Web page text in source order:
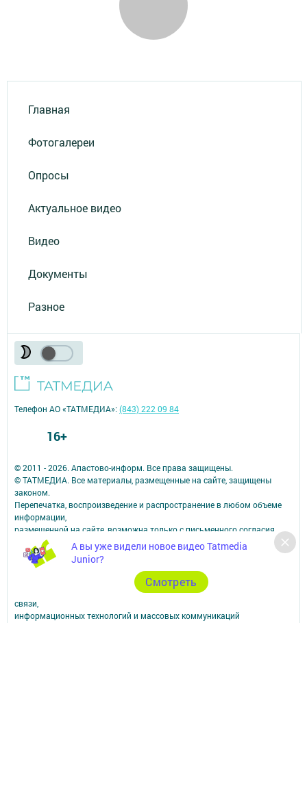
Главная
Фотогалереи
Опросы
Актуальное видео
Видео
Документы
Разное
А вы уже видели новое видео Tatmedia
Junior?
Cмотреть
© 2011 - 2026. Апастово-информ. Все права защищены.
© ТАТМЕДИА. Все материалы, размещенные на сайте, защищены
законом.
Перепечатка, воспроизведение и распространение в любом объеме
информации,
размещенной на сайте, возможна только с письменного согласия
редакций СМИ.
При поддержке Республиканского агентства по печати и массовым
коммуникациям.
Наименование СМИ: Апастово-информ
СМИ зарегистрировано Федеральной службой по надзору в сфере
связи,
информационных технологий и массовых коммуникаций
Телефон АО «ТАТМЕДИА»:(843) 222 09 84
16+